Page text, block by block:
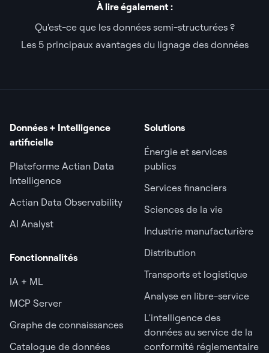
À lire également :
Qu'est-ce que les données semi-structurées ?
Les 5 principaux avantages du lignage des données
Données + Intelligence
artificielle
Plateforme Actian Data
Intelligence
Actian Data Observability
AI Analyst
Fonctionnalités
IA + ML
MCP Server
Graphe de connaissances
Catalogue de données
Solutions
Énergie et services
publics
Services financiers
Sciences de la vie
Industrie manufacturière
Distribution
Transports et logistique
Analyse en libre-service
L'intelligence des
données au service de la
conformité réglementaire